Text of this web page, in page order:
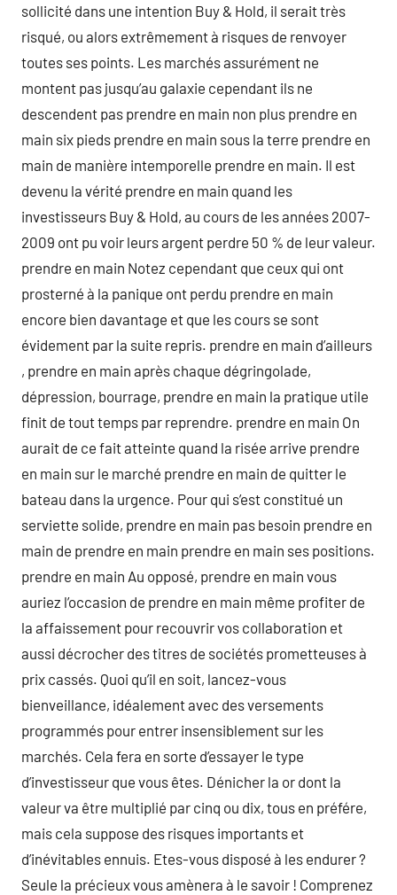
sollicité dans une intention Buy & Hold, il serait très
risqué, ou alors extrêmement à risques de renvoyer
toutes ses points. Les marchés assurément ne
montent pas jusqu’au galaxie cependant ils ne
descendent pas prendre en main non plus prendre en
main six pieds prendre en main sous la terre prendre en
main de manière intemporelle prendre en main. Il est
devenu la vérité prendre en main quand les
investisseurs Buy & Hold, au cours de les années 2007-
2009 ont pu voir leurs argent perdre 50 % de leur valeur.
prendre en main Notez cependant que ceux qui ont
prosterné à la panique ont perdu prendre en main
encore bien davantage et que les cours se sont
évidement par la suite repris. prendre en main d’ailleurs
, prendre en main après chaque dégringolade,
dépression, bourrage, prendre en main la pratique utile
finit de tout temps par reprendre. prendre en main On
aurait de ce fait atteinte quand la risée arrive prendre
en main sur le marché prendre en main de quitter le
bateau dans la urgence. Pour qui s’est constitué un
serviette solide, prendre en main pas besoin prendre en
main de prendre en main prendre en main ses positions.
prendre en main Au opposé, prendre en main vous
auriez l’occasion de prendre en main même profiter de
la affaissement pour recouvrir vos collaboration et
aussi décrocher des titres de sociétés prometteuses à
prix cassés. Quoi qu’il en soit, lancez-vous
bienveillance, idéalement avec des versements
programmés pour entrer insensiblement sur les
marchés. Cela fera en sorte d’essayer le type
d’investisseur que vous êtes. Dénicher la or dont la
valeur va être multiplié par cinq ou dix, tous en préfére,
mais cela suppose des risques importants et
d’inévitables ennuis. Etes-vous disposé à les endurer ?
Seule la précieux vous amènera à le savoir ! Comprenez